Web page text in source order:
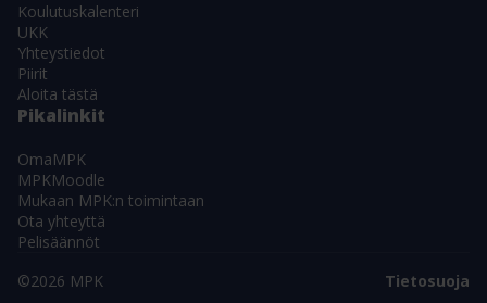
Koulutuskalenteri
UKK
Yhteystiedot
Piirit
Aloita tästä
Pikalinkit
OmaMPK
MPKMoodle
Mukaan MPK:n toimintaan
Ota yhteyttä
Pelisäännöt
©2026 MPK
Tietosuoja